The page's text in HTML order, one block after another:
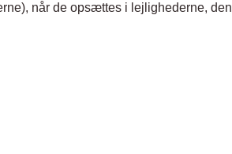
når de opsættes i lejlighederne, den